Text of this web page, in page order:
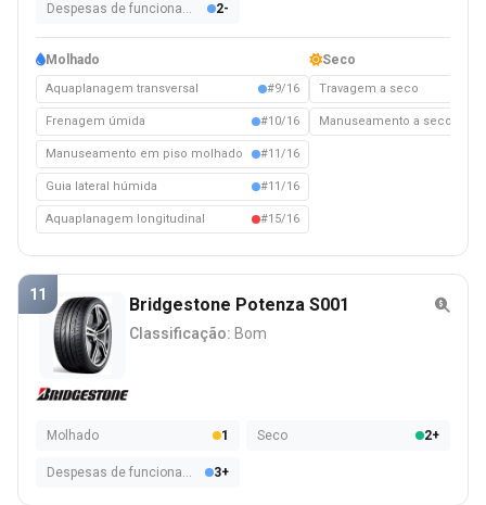
Despesas de funcionamento 2-
Molhado
Aquaplanagem transversal #9/16
Frenagem úmida #10/16
Manuseamento em piso molhado #11/16
Guia lateral húmida #11/16
Aquaplanagem longitudinal #15/16
Seco
Travagem a seco
Manuseamento a seco
11 Bridgestone Potenza S001
Classificação: Bom
Molhado 1 Seco 2+
Despesas de funcionamento 3+